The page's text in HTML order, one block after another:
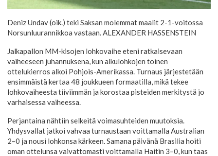
Deniz Undav (oik.) teki Saksan molemmat maalit 2-1-voitossa
Norsunluurannikkoa vastaan.ALEXANDER HASSENSTEIN
Jalkapallon MM-kisojen lohkovaihe eteni ratkaisevaan
vaiheeseen juhannuksena, kun alkulohkojen toinen
ottelukierros alkoi Pohjois-Amerikassa. Turnaus järjestetään
ensimmäistä kertaa 48 joukkueen formaatilla, mikä tekee
lohkovaiheesta tiiviimmän ja korostaa pisteiden merkitystä jo
varhaisessa vaiheessa.
Perjantaina nähtiin selkeitä voimasuhteiden muutoksia.
Yhdysvallat jatkoi vahvaa turnaustaan voittamalla Australian
2–0 ja nousi lohkonsa kärkeen. Samana päivänä Brasilia hoiti
oman ottelunsa vaivattomasti voittamalla Haitin 3–0, kun taas